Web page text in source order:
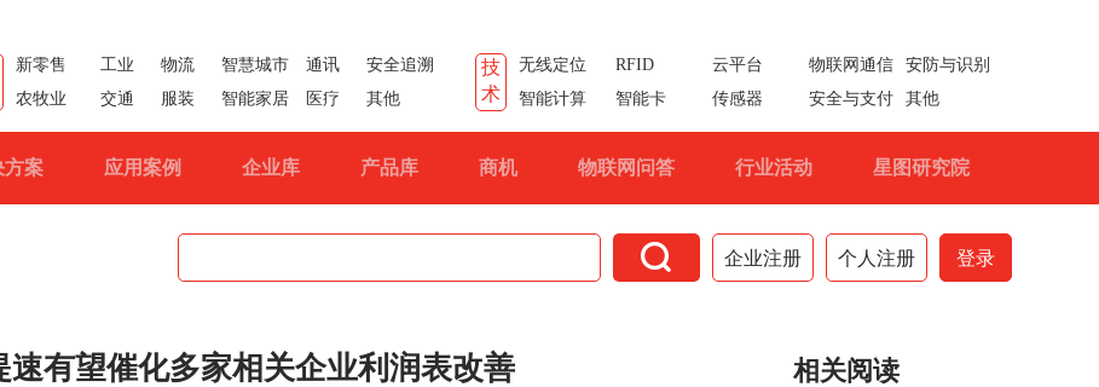
新零售 工业 物流 智慧城市 通讯
安全追溯
农牧业
交通 服装 智能家居 医疗 其他
技
术
无线定位 RFID 云平台 物联网通信
安防与识别
智能计算
智能卡 传感器 安全与支付 其他
方案 应用案例 企业库 产品库 商机 物联网问答 行业活动 星图研究院
 企业注册 个人注册 登录
有望催化多家相关企业利润表改善 相关阅读